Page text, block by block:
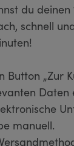
du
schnell
Button „Zur
Daten
manuell.